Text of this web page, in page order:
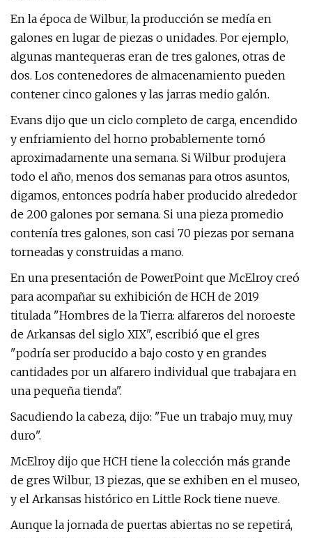
En la época de Wilbur, la producción se medía en
galones en lugar de piezas o unidades. Por ejemplo,
algunas mantequeras eran de tres galones, otras de
dos. Los contenedores de almacenamiento pueden
contener cinco galones y las jarras medio galón.
Evans dijo que un ciclo completo de carga, encendido
y enfriamiento del horno probablemente tomó
aproximadamente una semana. Si Wilbur produjera
todo el año, menos dos semanas para otros asuntos,
digamos, entonces podría haber producido alrededor
de 200 galones por semana. Si una pieza promedio
contenía tres galones, son casi 70 piezas por semana
torneadas y construidas a mano.
En una presentación de PowerPoint que McElroy creó
para acompañar su exhibición de HCH de 2019
titulada "Hombres de la Tierra: alfareros del noroeste
de Arkansas del siglo XIX", escribió que el gres
"podría ser producido a bajo costo y en grandes
cantidades por un alfarero individual que trabajara en
una pequeña tienda".
Sacudiendo la cabeza, dijo: "Fue un trabajo muy, muy
duro".
McElroy dijo que HCH tiene la colección más grande
de gres Wilbur, 13 piezas, que se exhiben en el museo,
y el Arkansas histórico en Little Rock tiene nueve.
Aunque la jornada de puertas abiertas no se repetirá,